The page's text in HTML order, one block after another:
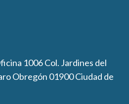
1006 Col. Jardines del
Obregón 01900 Ciudad de